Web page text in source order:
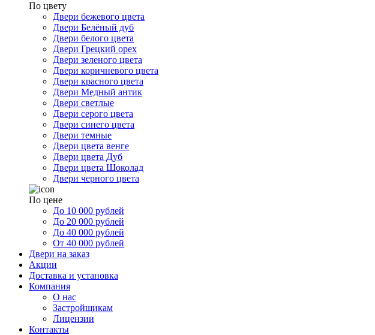
По цвету
Двери бежевого цвета
Двери Белёный дуб
Двери белого цвета
Двери Грецкий орех
Двери зеленого цвета
Двери коричневого цвета
Двери красного цвета
Двери Медный антик
Двери светлые
Двери серого цвета
Двери синего цвета
Двери темные
Двери цвета венге
Двери цвета Дуб
Двери цвета Шоколад
Двери черного цвета
По цене
До 10 000 рублей
До 20 000 рублей
До 40 000 рублей
От 40 000 рублей
Двери на заказ
Акции
Доставка и установка
Компания
О нас
Застройщикам
Лицензии
Контакты